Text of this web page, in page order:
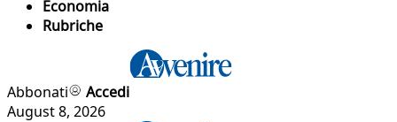
Economia
Rubriche
Abbonati
Accedi
August 8, 2026